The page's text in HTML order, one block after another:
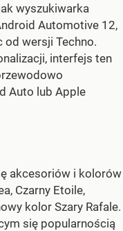
wyszukiwarka
Automotive 12,
od wersji Techno.
interfejs ten
Auto lub Apple
akcesoriów i kolorów
Czarny Etoile,
kolor Szary Rafale.
się popularnością